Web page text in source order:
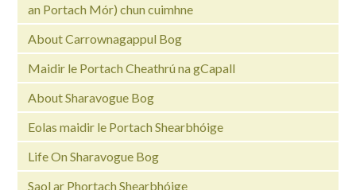
an Portach Mór) chun cuimhne
About Carrownagappul Bog
Maidir le Portach Cheathrú na gCapall
About Sharavogue Bog
Eolas maidir le Portach Shearbhóige
Life On Sharavogue Bog
Saol ar Phortach Shearbhóige